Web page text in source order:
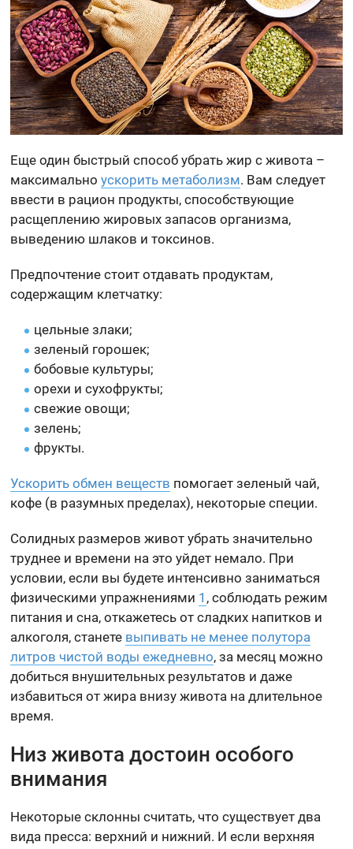
Еще один быстрый способ убрать жир с живота –
максимальноускорить метаболизм. Вам следует
ввести в рацион продукты, способствующие
расщеплению жировых запасов организма,
выведению шлаков и токсинов.
Предпочтение стоит отдавать продуктам,
содержащим клетчатку:
цельные злаки;
зеленый горошек;
бобовые культуры;
орехи и сухофрукты;
свежие овощи;
зелень;
фрукты.
Ускорить обмен веществ помогает зеленый чай,
кофе (в разумных пределах), некоторые специи.
Солидных размеров живот убрать значительно
труднее и времени на это уйдет немало. При
условии, если вы будете интенсивно заниматься
физическими упражнениями 1 , соблюдать режим
питания и сна, откажетесь от сладких напитков и
алкоголя, станете выпивать не менее полутора
литров чистой воды ежедневно, за месяц можно
добиться внушительных результатов и даже
избавиться от жира внизу живота на длительное
время.
Низ живота достоин особого
внимания
Некоторые склонны считать, что существует два
вида пресса: верхний и нижний. И если верхняя